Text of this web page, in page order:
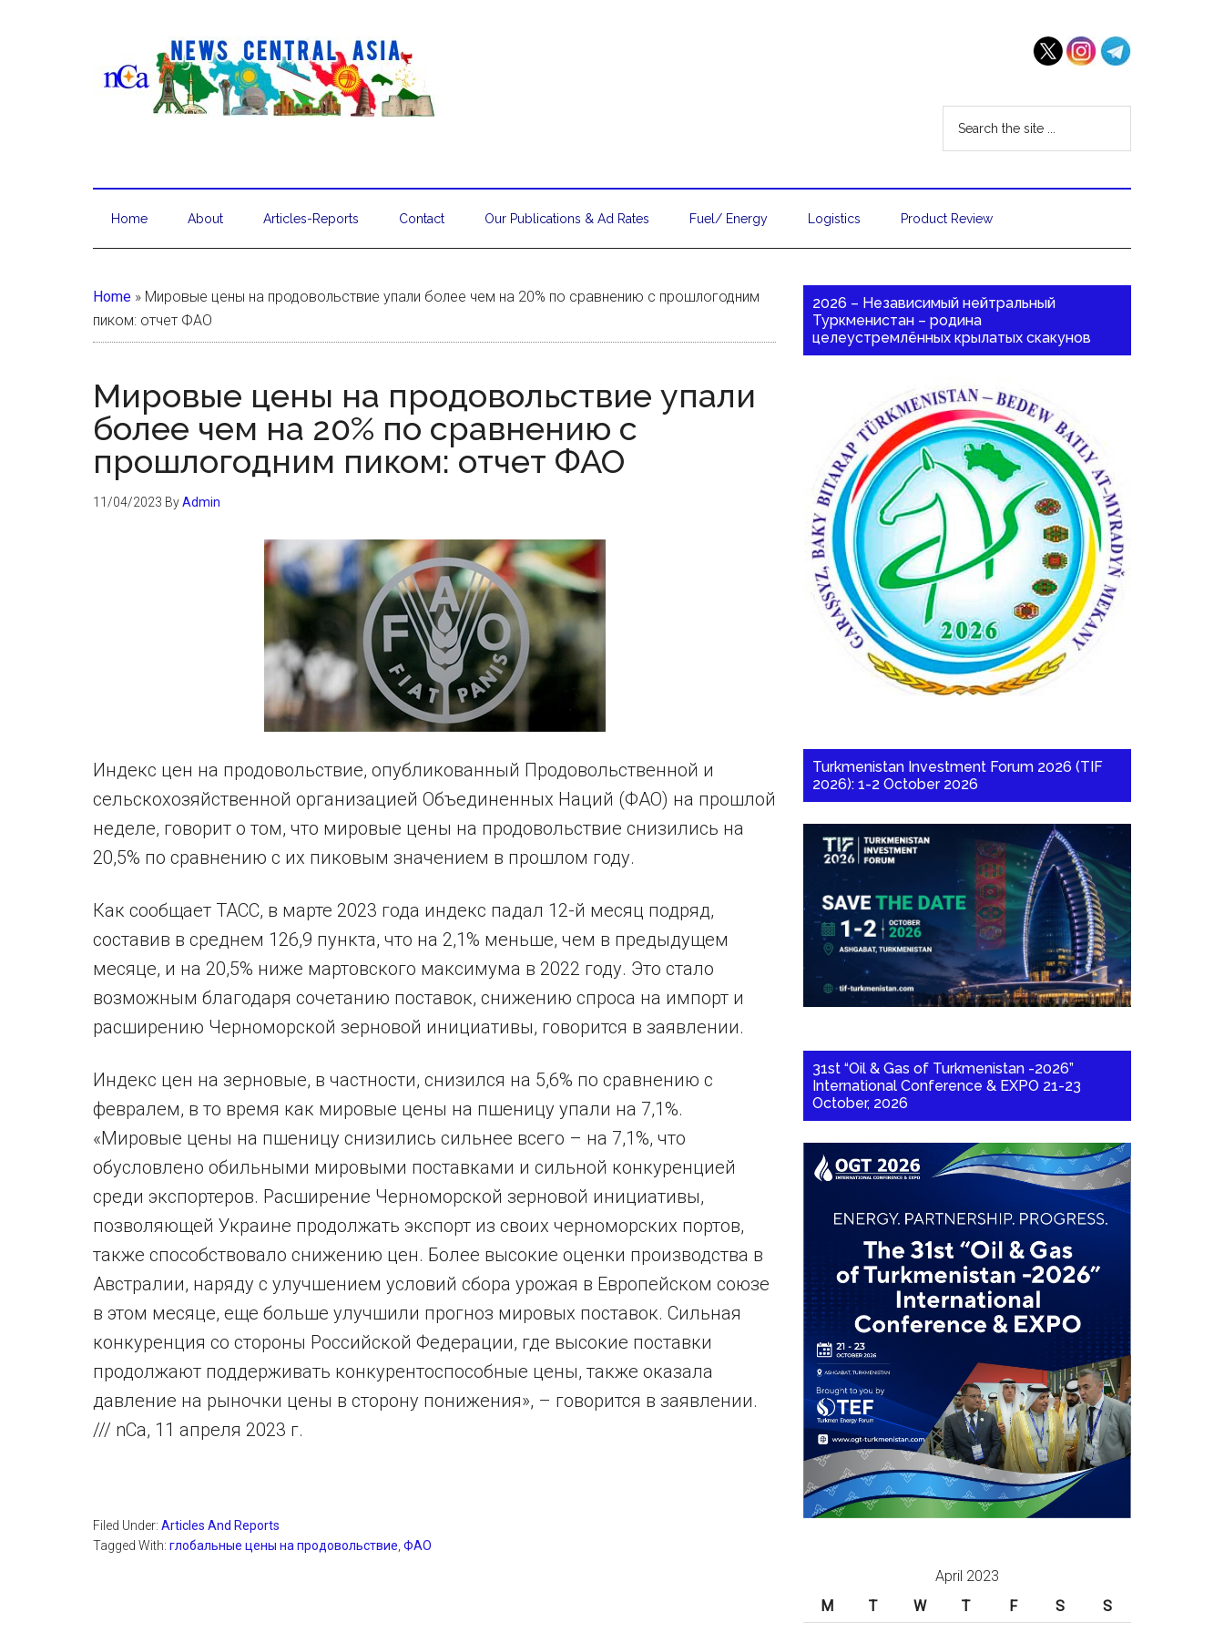
Home About Articles-Reports Contact Our Publications & Ad Rates Fuel/ Energy Logistics Product Review
Home » Мировые цены на продовольствие упали более чем на 20% по сравнению с прошлогодним
пиком: отчет ФАО
Мировые цены на продовольствие упали
более чем на 20% по сравнению с
прошлогодним пиком: отчет ФАО
11/04/2023 ByAdmin
Индекс цен на продовольствие, опубликованный Продовольственной и
сельскохозяйственной организацией Объединенных Наций (ФАО) на прошлой
неделе, говорит о том, что мировые цены на продовольствие снизились на
20,5% по сравнению с их пиковым значением в прошлом году.
Как сообщает ТАСС, в марте 2023 года индекс падал 12-й месяц подряд,
составив в среднем 126,9 пункта, что на 2,1% меньше, чем в предыдущем
месяце, и на 20,5% ниже мартовского максимума в 2022 году. Это стало
возможным благодаря сочетанию поставок, снижению спроса на импорт и
расширению Черноморской зерновой инициативы, говорится в заявлении.
Индекс цен на зерновые, в частности, снизился на 5,6% по сравнению с
февралем, в то время как мировые цены на пшеницу упали на 7,1%.
«Мировые цены на пшеницу снизились сильнее всего – на 7,1%, что
обусловлено обильными мировыми поставками и сильной конкуренцией
среди экспортеров. Расширение Черноморской зерновой инициативы,
позволяющей Украине продолжать экспорт из своих черноморских портов,
также способствовало снижению цен. Более высокие оценки производства в
Австралии, наряду с улучшением условий сбора урожая в Европейском союзе
в этом месяце, еще больше улучшили прогноз мировых поставок. Сильная
конкуренция со стороны Российской Федерации, где высокие поставки
продолжают поддерживать конкурентоспособные цены, также оказала
давление на рыночки цены в сторону понижения», – говорится в заявлении.
/// nCa, 11 апреля 2023 г.
Filed Under: Articles And Reports
Tagged With: глобальные цены на продовольствие ФАО
2026 – Независимый нейтральный
Туркменистан – родина
целеустремлённых крылатых скакунов
Turkmenistan Investment Forum 2026 (TIF
2026): 1-2 October 2026
31st “Oil & Gas of Turkmenistan -2026”
International Conference & EXPO 21-23
October, 2026
April 2023
M
T W T F S S